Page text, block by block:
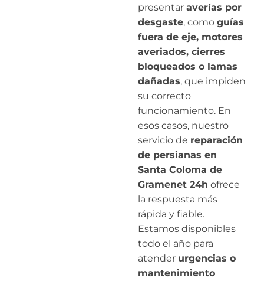
presentar averías por
desgaste, como guías
fuera de eje, motores
averiados, cierres
bloqueados o lamas
dañadas, que impiden
su correcto
funcionamiento. En
esos casos, nuestro
servicio de reparación
de persianas en
Santa Coloma de
Gramenet 24h ofrece
la respuesta más
rápida y fiable.
Estamos disponibles
todo el año para
atender urgencias o
mantenimiento